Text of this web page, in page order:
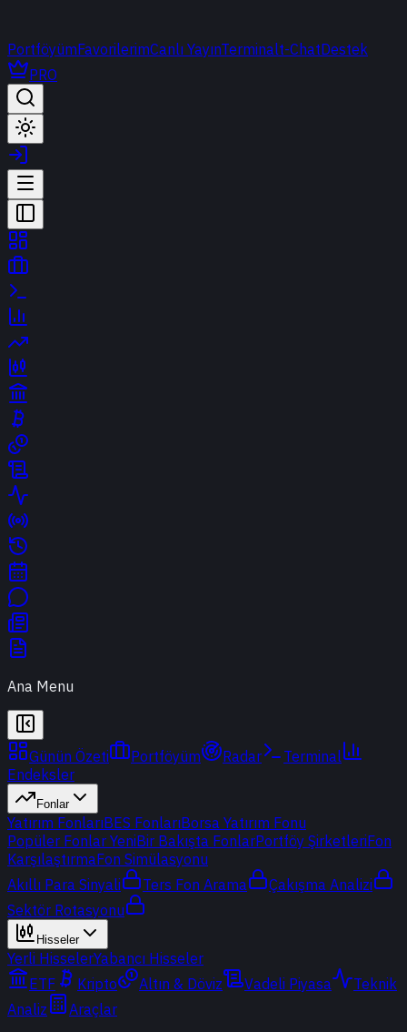
PortföyümFavorilerimCanlı YayınTerminalt-ChatDestek
PRO
Ana Menu
Günün Özeti Portföyüm Radar
Terminal
Endeksler
Fonlar
Yatırım FonlarıBES FonlarıBorsa Yatırım Fonu
Popüler Fonlar YeniBir Bakışta FonlarPortföy ŞirketleriFon
KarşılaştırmaFon Simülasyonu
Akıllı Para Sinyali
Ters Fon Arama
Çakışma Analizi
Sektör Rotasyonu
Hisseler
Yerli HisselerYabancı Hisseler
ETF
Kripto Altın & Döviz Vadeli Piyasa
Teknik
Analiz
Araçlar